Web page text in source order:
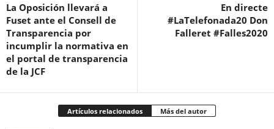
La Oposición llevará a
Fuset ante el Consell de
Transparencia por
incumplir la normativa en
el portal de transparencia
de la JCF
En directe
#LaTelefonada20 Don
Falleret #Falles2020
Artículos relacionados Más del autor